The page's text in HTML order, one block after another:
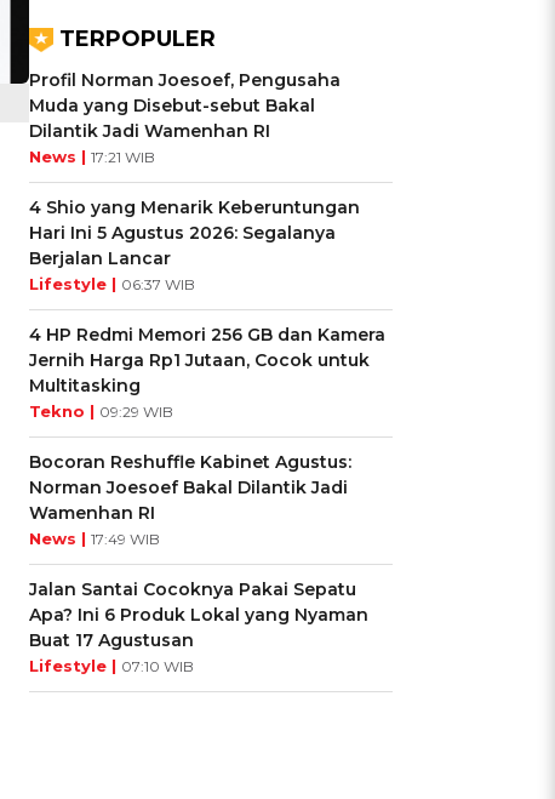
TERPOPULER
Profil Norman Joesoef, Pengusaha
Muda yang Disebut-sebut Bakal
Dilantik Jadi Wamenhan RI
News | 17:21 WIB
4 Shio yang Menarik Keberuntungan
Hari Ini 5 Agustus 2026: Segalanya
Berjalan Lancar
Lifestyle | 06:37 WIB
4 HP Redmi Memori 256 GB dan Kamera
Jernih Harga Rp1 Jutaan, Cocok untuk
Multitasking
Tekno | 09:29 WIB
Bocoran Reshuffle Kabinet Agustus:
Norman Joesoef Bakal Dilantik Jadi
Wamenhan RI
News | 17:49 WIB
Jalan Santai Cocoknya Pakai Sepatu
Apa? Ini 6 Produk Lokal yang Nyaman
Buat 17 Agustusan
Lifestyle | 07:10 WIB